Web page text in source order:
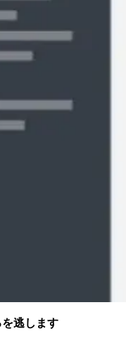
逃します